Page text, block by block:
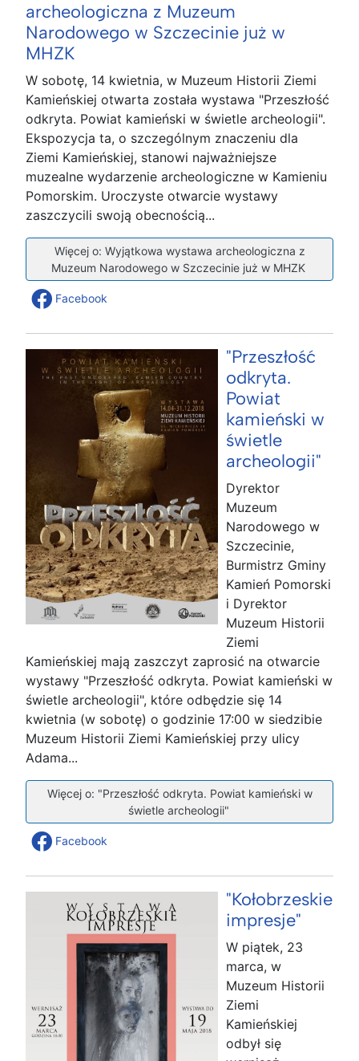
archeologiczna z Muzeum
Narodowego w Szczecinie już w
MHZK
W sobotę, 14 kwietnia, w Muzeum Historii Ziemi
Kamieńskiej otwarta została wystawa "Przeszłość
odkryta. Powiat kamieński w świetle archeologii".
Ekspozycja ta, o szczególnym znaczeniu dla
Ziemi Kamieńskiej, stanowi najważniejsze
muzealne wydarzenie archeologiczne w Kamieniu
Pomorskim. Uroczyste otwarcie wystawy
zaszczycili swoją obecnością...
Więcej o: Wyjątkowa wystawa archeologiczna z
Muzeum Narodowego w Szczecinie już w MHZK
Facebook
"Przeszłość
odkryta.
Powiat
kamieński w
świetle
archeologii"
Dyrektor
Muzeum
Narodowego w
Szczecinie,
Burmistrz Gminy
Kamień Pomorski
i Dyrektor
Muzeum Historii
Ziemi
Kamieńskiej mają zaszczyt zaprosić na otwarcie
wystawy "Przeszłość odkryta. Powiat kamieński w
świetle archeologii", które odbędzie się 14
kwietnia (w sobotę) o godzinie 17:00 w siedzibie
Muzeum Historii Ziemi Kamieńskiej przy ulicy
Adama...
Więcej o: "Przeszłość odkryta. Powiat kamieński w
świetle archeologii"
Facebook
"Kołobrzeskie
impresje"
W piątek, 23
marca, w
Muzeum Historii
Ziemi
Kamieńskiej
odbył się